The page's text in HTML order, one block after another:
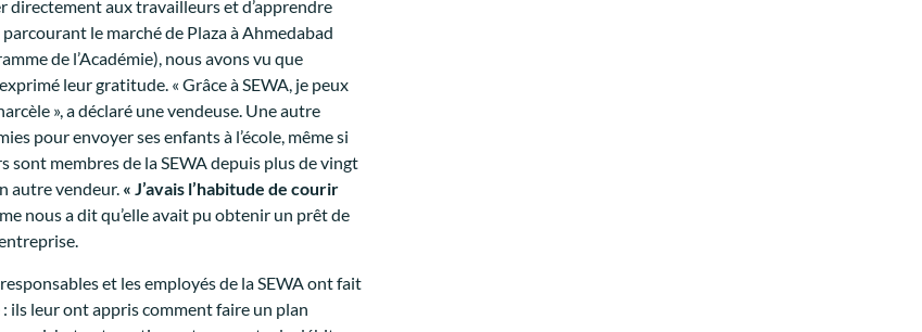
directement aux travailleurs et d’apprendre
le marché de Plaza à Ahmedabad
de l’Académie), nous avons vu que
leur gratitude. « Grâce à SEWA, je peux
», a déclaré une vendeuse. Une autre
pour envoyer ses enfants à l’école, même si
sont membres de la SEWA depuis plus de vingt
autre vendeur. « J’avais l’habitude de courir
nous a dit qu’elle avait pu obtenir un prêt de
et les employés de la SEWA ont fait
leur ont appris comment faire un plan